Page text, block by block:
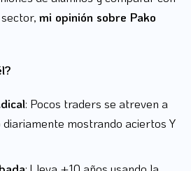
mi opinión sobre Pako
: Pocos traders se atreven a
mostrando aciertos Y